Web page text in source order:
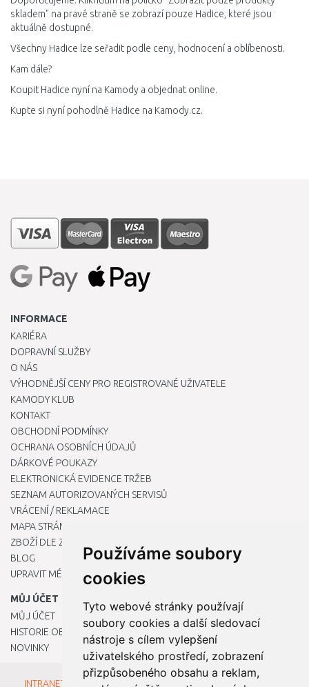
Používáme soubory
cookies
Tyto webové stránky používají
soubory cookies a další sledovací
nástroje s cílem vylepšení
uživatelského prostředí, zobrazení
přizpůsobeného obsahu a reklam,
skladem" na pravé straně se zobrazí pouze Hadice, které jsou
aktuálně dostupné.
Všechny Hadice lze seřadit podle ceny, hodnocení a oblíbenosti.
Kam dále?
Koupit Hadice nyní na Kamody a objednat online.
Kupte si nyní pohodlně Hadice na Kamody.cz.
INFORMACE
KARIÉRA
DOPRAVNÍ SLUŽBY
O NÁS
VÝHODNĚJŠÍ CENY PRO REGISTROVANÉ UŽIVATELE
KAMODY KLUB
KONTAKT
OBCHODNÍ PODMÍNKY
OCHRANA OSOBNÍCH ÚDAJŮ
DÁRKOVÉ POUKAZY
ELEKTRONICKÁ EVIDENCE TRŽEB
SEZNAM AUTORIZOVANÝCH SERVISŮ
VRÁCENÍ / REKLAMACE
MAPA STRÁNKY
ZBOŽÍ DLE ZNAČEK
BLOG
UPRAVIT MÉ PŘEDVOLBY COOKIES
MŮJ ÚČET
MŮJ ÚČET
HISTORIE OBJEDNÁVEK
NOVINKY
INTRANET - Přihlášení pro zaměstnance